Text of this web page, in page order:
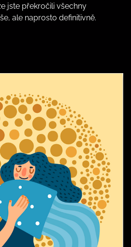
jste překročili všechny
ale naprosto definitivně.